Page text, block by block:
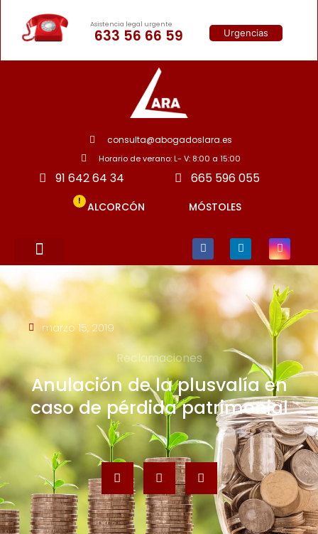
Asistencia legal urgente
633 56 66 59 Urgencias
consulta@abogadoslara.es
Horario de verano: L- V: 8:00 a 15:00
91 642 64 34 665 596 055
! ALCORCÓN MÓSTOLES
marzo 15, 2019
Reclamaciones
Anulación de la plusvalía en
caso de pérdida patrimonial